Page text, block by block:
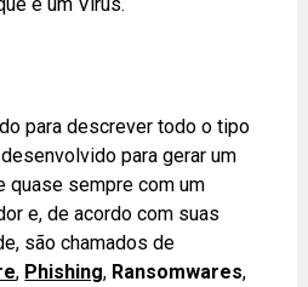
para descrever todo o tipo
para gerar um
quase sempre com um
e, de acordo com suas
são chamados de
, Phishing, Ransomwares,